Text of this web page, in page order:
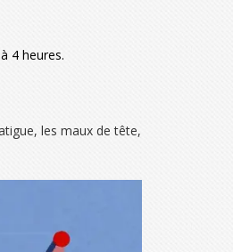
4 heures.
les maux de tête,